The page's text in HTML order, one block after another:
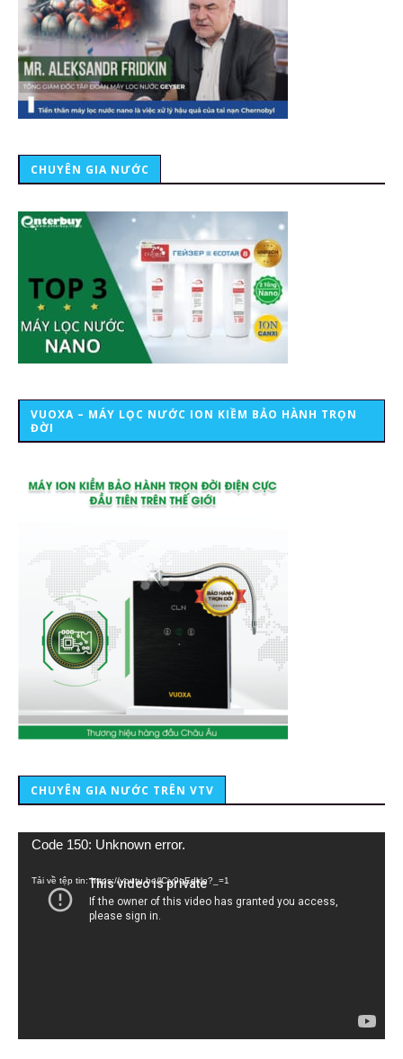
CHUYÊN GIA NƯỚC
VUOXA – MÁY LỌC NƯỚC ION KIỀM BẢO HÀNH TRỌN
ĐỜI
CHUYÊN GIA NƯỚC TRÊN VTV
Trình
Code 150: Unknown error.
Tải về tệp tin: https://youtu.be/lCiy9qEdklo?_=1